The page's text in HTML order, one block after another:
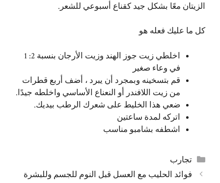
الزيتان معًا بشكل جيد كقناع أسبوعي للشعر.
كل ما عليك فعله هو
اخلطي زيت جوز الهند وزيت الأرجان بنسبة 2: 1
في وعاء صغير
قم بتسخينه وبمجرد أن يبرد ، أضف أربع قطرات
من زيت اللافندر أو النعناع الأساسي واخلطه جيدًا.
ضعي هذا الخليط على شعرك الرطب بيديك.
اتركه لمدة ساعتين
اشطفه بشامبو مناسب
التصنيفات
تجارب
فوائد الحليب مع العسل قبل النوم للجسم وللبشرة